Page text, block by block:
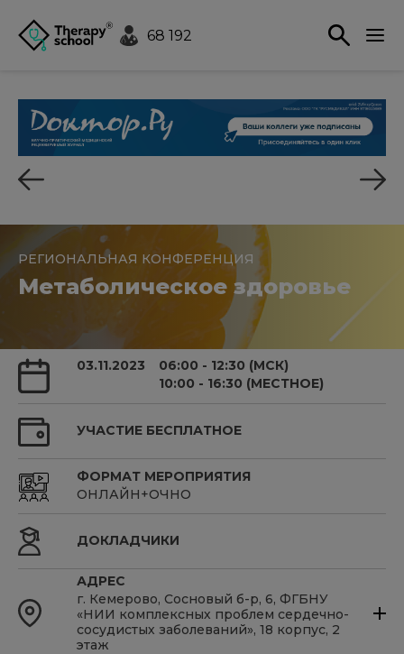
68 192
РЕГИОНАЛЬНАЯ КОНФЕРЕНЦИЯ
Метаболическое здоровье
03.11.2023
06:00 - 12:30 (МСК)
10:00 - 16:30 (МЕСТНОЕ)
УЧАСТИЕ БЕСПЛАТНОЕ
ФОРМАТ МЕРОПРИЯТИЯ
ОНЛАЙН+ОЧНО
ДОКЛАДЧИКИ
АДРЕС
г. Кемерово, Сосновый б-р, 6, ФГБНУ
«НИИ комплексных проблем сердечно-
сосудистых заболеваний», 18 корпус, 2
этаж